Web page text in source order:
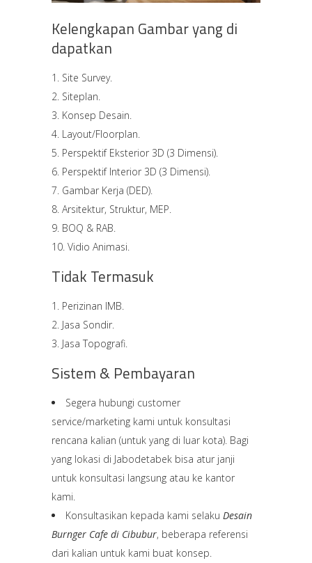
Kelengkapan Gambar yang di
dapatkan
Site Survey.
Siteplan.
Konsep Desain.
Layout/Floorplan.
Perspektif Eksterior 3D (3 Dimensi).
Perspektif Interior 3D (3 Dimensi).
Gambar Kerja (DED).
Arsitektur, Struktur, MEP.
BOQ & RAB.
Vidio Animasi.
Tidak Termasuk
Perizinan IMB.
Jasa Sondir.
Jasa Topografi.
Sistem & Pembayaran
Segera hubungi customer
service/marketing kami untuk konsultasi
rencana kalian (untuk yang di luar kota). Bagi
yang lokasi di Jabodetabek bisa atur janji
untuk konsultasi langsung atau ke kantor
kami.
Konsultasikan kepada kami selaku Desain
Burnger Cafe di Cibubur, beberapa referensi
dari kalian untuk kami buat konsep.